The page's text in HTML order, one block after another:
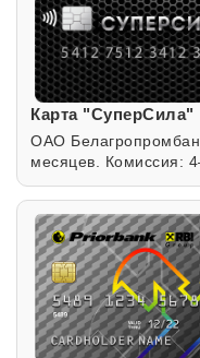
Карта "СуперСила"
ОАО
месяцев. Комиссия: